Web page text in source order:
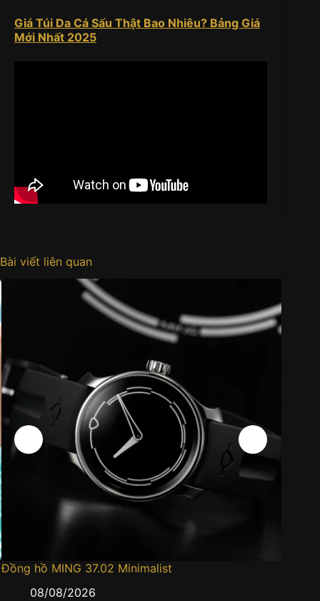
Giá Túi Da Cá Sấu Thật Bao Nhiêu? Bảng Giá
Mới Nhất 2025
Bài viết liên quan
Đồng hồ MING 37.02 Minimalist
08/08/2026